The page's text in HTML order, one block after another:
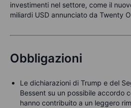
investimenti nel settore, come il
miliardi USD annunciato da Twenty
Obbligazioni
Le dichiarazioni di Trump e del
Bessent su un possibile accordo
hanno contribuito a un leggero